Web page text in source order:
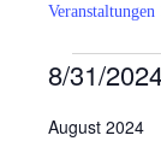
Veranstaltungen
8/31/
wählen.
August 2024